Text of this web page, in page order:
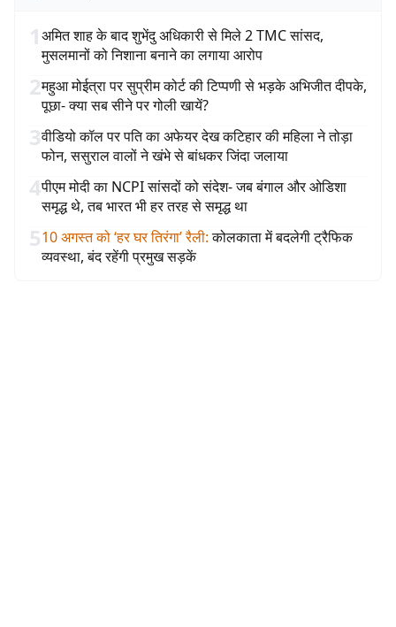
1अमित शाह के बाद शुभेंदु अधिकारी से मिले 2 TMC सांसद,
मुसलमानों को निशाना बनाने का लगाया आरोप
2महुआ मोईत्रा पर सुप्रीम कोर्ट की टिप्पणी से भड़के अभिजीत दीपके,
पूछा- क्या सब सीने पर गोली खायें?
3वीडियो कॉल पर पति का अफेयर देख कटिहार की महिला ने तोड़ा
फोन, ससुराल वालों ने खंभे से बांधकर जिंदा जलाया
4पीएम मोदी का NCPI सांसदों को संदेश- जब बंगाल और ओडिशा
समृद्ध थे, तब भारत भी हर तरह से समृद्ध था
510 अगस्त को ‘हर घर तिरंगा’ रैली: कोलकाता में बदलेगी ट्रैफिक
व्यवस्था, बंद रहेंगी प्रमुख सड़कें